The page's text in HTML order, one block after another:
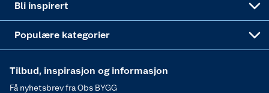
Bli inspirert
Populære kategorier
Tilbud, inspirasjon og informasjon
Få nyhetsbrev fra Obs BYGG